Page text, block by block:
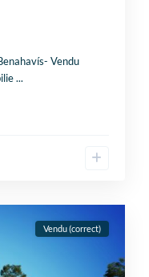
Vendu
...
Vendu (correct)